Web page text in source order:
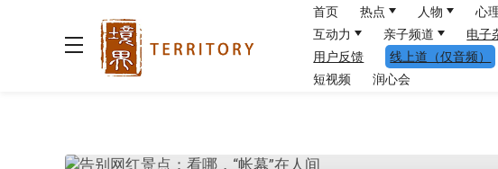
首页 热点 人物 心
互动力
亲子频道 电子
用户反馈
线上道（仅音频）
短视频
润心会